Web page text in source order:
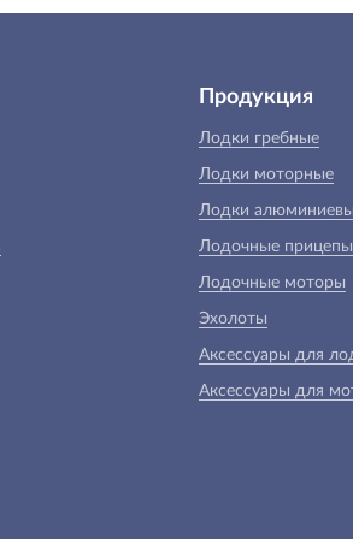
Продукция
Лодки гребные
Лодки моторные
Лодки
Лодочные прицепы
Лодочные моторы
Эхолоты
Аксессуары для
Аксессуары для